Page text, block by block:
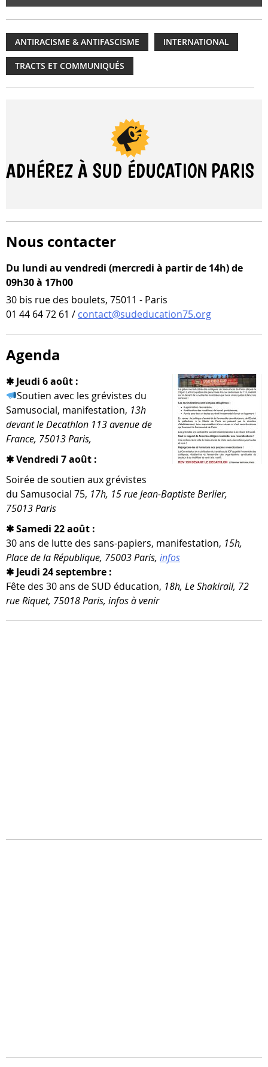
ANTIRACISME & ANTIFASCISME INTERNATIONAL
TRACTS ET COMMUNIQUÉS
ADHÉREZ À SUD ÉDUCATION PARIS
Nous contacter
Du lundi au vendredi (mercredi à partir de 14h) de
09h30 à 17h00
30 bis rue des boulets, 75011 - Paris
01 44 64 72 61 / contact@sudeducation75.org
Agenda
✱ Jeudi 6 août :
Soutien avec les gré­vistes du
Samusocial, mani­fes­ta­tion, 13h
devant le Decathlon 113 ave­nue de
France, 75013 Paris,
✱ Vendredi 7 août :
Soirée de sou­tien aux gré­vistes
du Samusocial 75, 17h, 15 rue Jean-​Baptiste Berlier,
75013 Paris
✱ Samedi 22 août :
30 ans de lutte des sans-​papiers, mani­fes­ta­tion, 15h,
Place de la République, 75003 Paris, infos
✱ Jeudi 24 septembre :
Fête des 30 ans de SUD édu­ca­tion, 18h, Le Shakirail, 72
rue Riquet, 75018 Paris, infos à venir